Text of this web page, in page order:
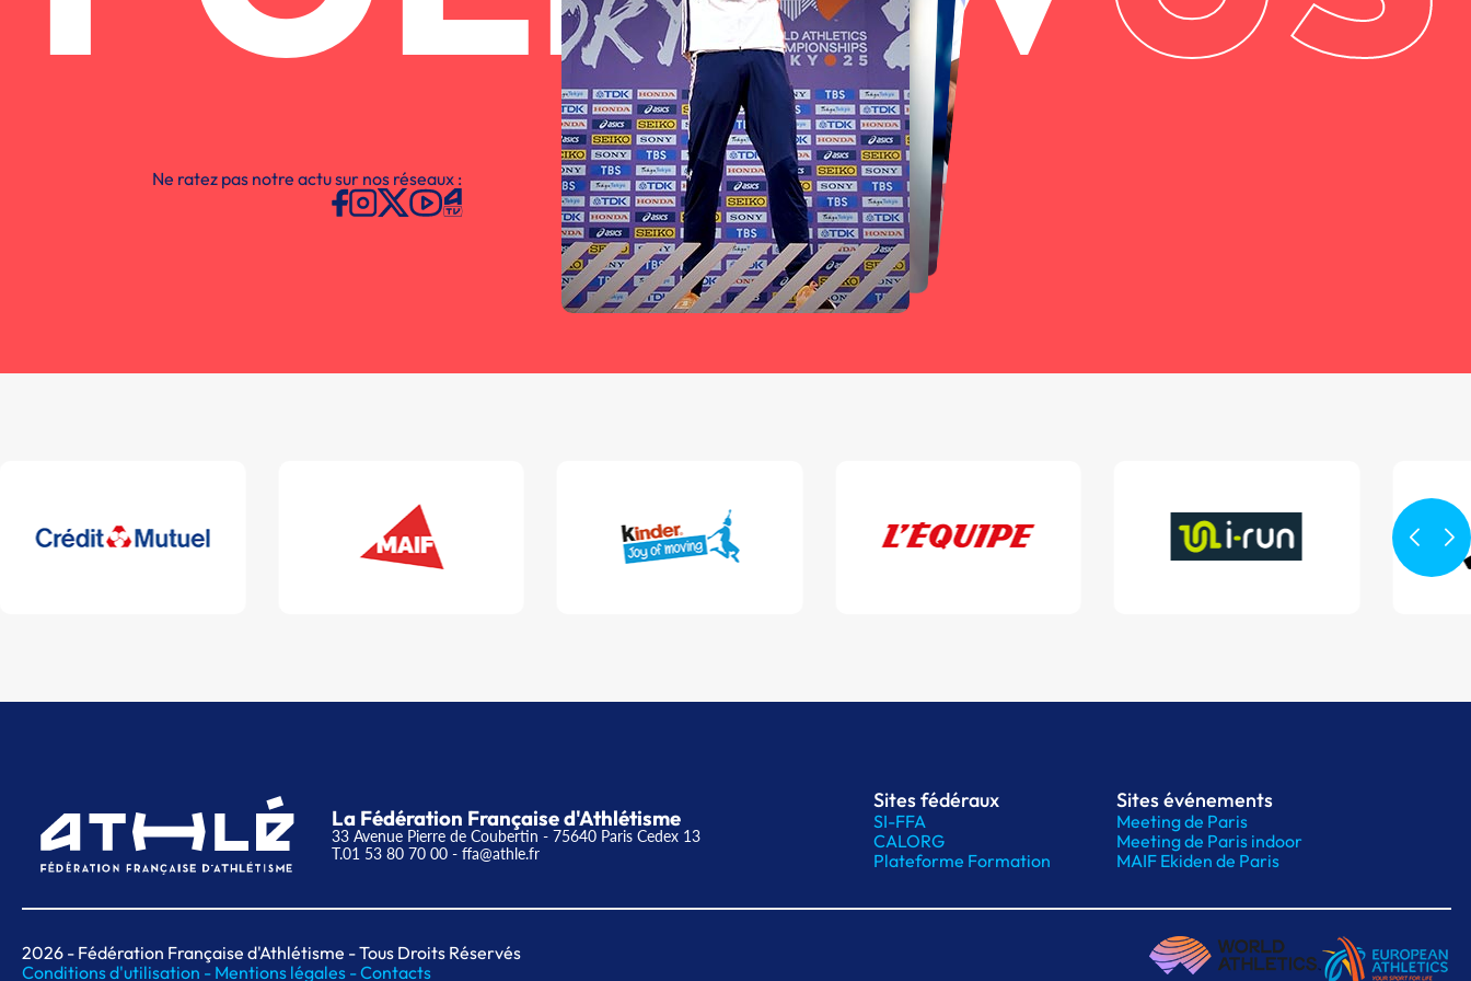
Ne ratez pas notre actu sur nos réseaux :
La Fédération Française d'Athlétisme
33 Avenue Pierre de Coubertin - 75640 Paris Cedex 13
T.01 53 80 70 00 - ffa@athle.fr
Sites fédéraux
SI-FFA
CALORG
Plateforme Formation
Sites événements
Meeting de Paris
Meeting de Paris indoor
MAIF Ekiden de Paris
2026 - Fédération Française d'Athlétisme - Tous Droits Réservés
Conditions d'utilisation - Mentions légales -Contacts